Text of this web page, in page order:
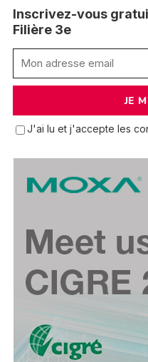
Inscrivez-vous
Filière 3e
J'ai lu et j'accepte les